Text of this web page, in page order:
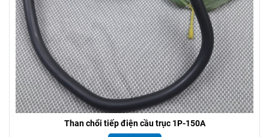
Than chổi tiếp điện cầu trục 1P-150A